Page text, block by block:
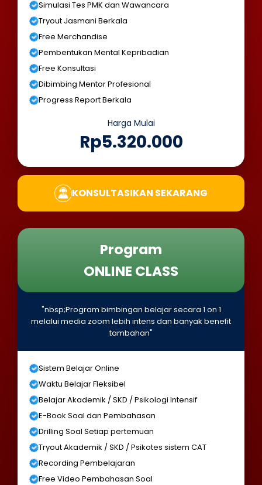
Simulasi Tes PMK dan Wawancara
Tryout Jasmani Berkala
Free Merchandise
Pembentukan Mental Kepribadian
Free Konsultasi
Dibimbing Mentor Profesional
Progress Report Berkala
Harga Mulai
Rp5.320.000
KONSULTASIKAN SEKARANG
Program
ONLINE CLASS
"nbsp;Program bimbingan belajar secara 1 on 1
melalui media zoom lebih intens dan banyak benefit
tambahan"
Sistem Belajar Online
Waktu Belajar Fleksibel
Belajar Akademik / SKD / Psikologi Intensif
E-Book Soal dan Pembahasan
Drilling Soal Setiap pertemuan
Tryout Akademik / SKD / Psikotes sistem CAT
Recording Pembelajaran
Free Video Pembahasan Soal